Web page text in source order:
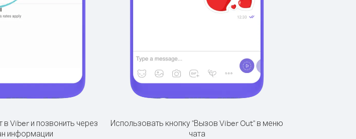
в Viber и позвонить через
информации
Использовать кнопку "Вызов Viber Out" в меню
чата